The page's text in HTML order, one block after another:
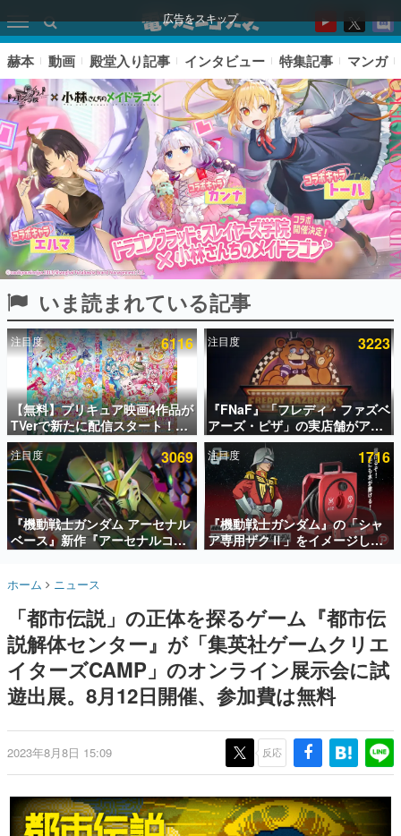
広告をスキップ
ピックアップ
電ファミのいま読まれている記事ランキング
アプリセール情報
インタビュー
連載・特集一覧
殿堂入り記事
SNS拡散数が数千以上！ ページビュー数万以上！ などな
ど。多くの人々に読まれた、電ファミ渾身の“殿堂入り”記
事をまとめました。
名作ゲームクリエイターの方々に製作時のエピソードをお
きます。
赫本
この物語を解いてはいけない。『赫本』は、〈試験問題〉
の形をした短編ホラー小説集です。
これからのデジタルゲーム市場を担う若きクリエイター達
の姿を追い、彼らのルーツと情熱を探っていきます。
ゲームに多大な影響を受けた作家さんに取材し、ゲームが
日本のコンテンツ産業やカルチャーに与えた影響を探る企
画です。
赫本 動画 殿堂入り記事 インタビュー 特集記事 マンガ
いま読まれている記事
注目度 6116
【無料】プリキュア映画4作品が
TVerで新たに配信スタート！な
んと2018年～2024年の映画ほぼ
すべてが見放題に、ぶっちゃけ
ありえないラインナップ
注目度 3223
『FNaF』「フレディ・ファズベ
アーズ・ピザ」の実店舗がアメ
リカの商業施設「American
Dream」に2027年オープン！
ScottGamesとの共同開発、食
事だけでなくステージショーや
没入型のホラー体験も楽しめる
注目度 3069
『機動戦士ガンダム アーセナル
ベース』新作『アーセナルコマ
ンダー』発表！8月28日からオ
年2月下旬に稼働予定
注目度 1716
『機動戦士ガンダム』の「シャ
ア専用ザクⅡ」をイメージした
散水ホースリールが予約開始。
ホーム ニュース
「都市伝説」の正体を探るゲーム『都市伝
説解体センター』が「集英社ゲームクリエ
イターズCAMP」のオンライン展示会に試
遊出展。8月12日開催、参加費は無料
2023年8月8日 15:09 反応